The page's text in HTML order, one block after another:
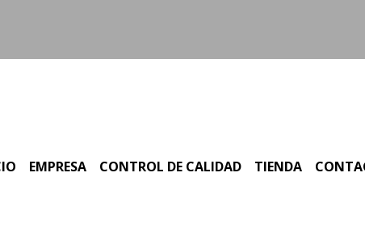
EMPRESA CONTROL DE CALIDAD TIENDA